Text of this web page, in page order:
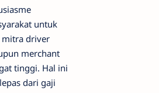
untuk
mitra driver
merchant
tinggi. Hal ini
dari gaji